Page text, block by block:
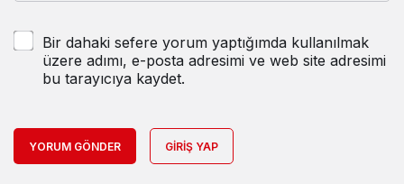
Bir dahaki sefere yorum yaptığımda kullanılmak
üzere adımı, e-posta adresimi ve web site adresimi
bu tarayıcıya kaydet.
YORUM GÖNDER GIRIŞ YAP